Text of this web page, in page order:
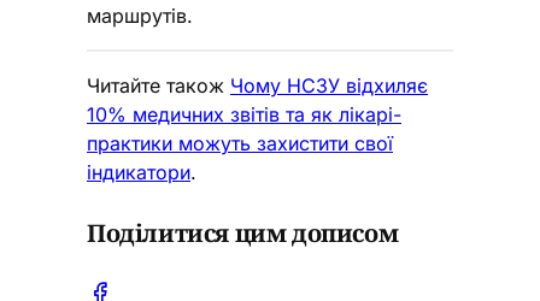
маршрутів.
Читайте також Чому НСЗУ відхиляє
10% медичних звітів та як лікарі-
практики можуть захистити свої
індикатори.
Поділитися цим дописом